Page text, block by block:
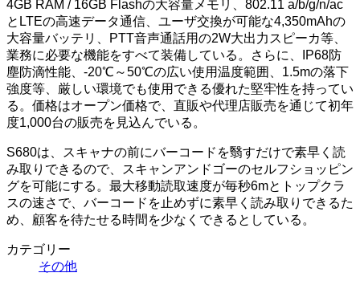
4GB RAM / 16GB Flashの大容量メモリ、802.11 a/b/g/n/ac
とLTEの高速データ通信、ユーザ交換が可能な4,350mAhの
大容量バッテリ、PTT音声通話用の2W大出力スピーカ等、
業務に必要な機能をすべて装備している。さらに、IP68防
塵防滴性能、-20℃～50℃の広い使用温度範囲、1.5mの落下
強度等、厳しい環境でも使用できる優れた堅牢性を持ってい
る。価格はオープン価格で、直販や代理店販売を通じて初年
度1,000台の販売を見込んでいる。
S680は、スキャナの前にバーコードを翳すだけで素早く読
み取りできるので、スキャンアンドゴーのセルフショッピン
グを可能にする。最大移動読取速度が毎秒6mとトップクラ
スの速さで、バーコードを止めずに素早く読み取りできるた
め、顧客を待たせる時間を少なくできるとしている。
カテゴリー
その他